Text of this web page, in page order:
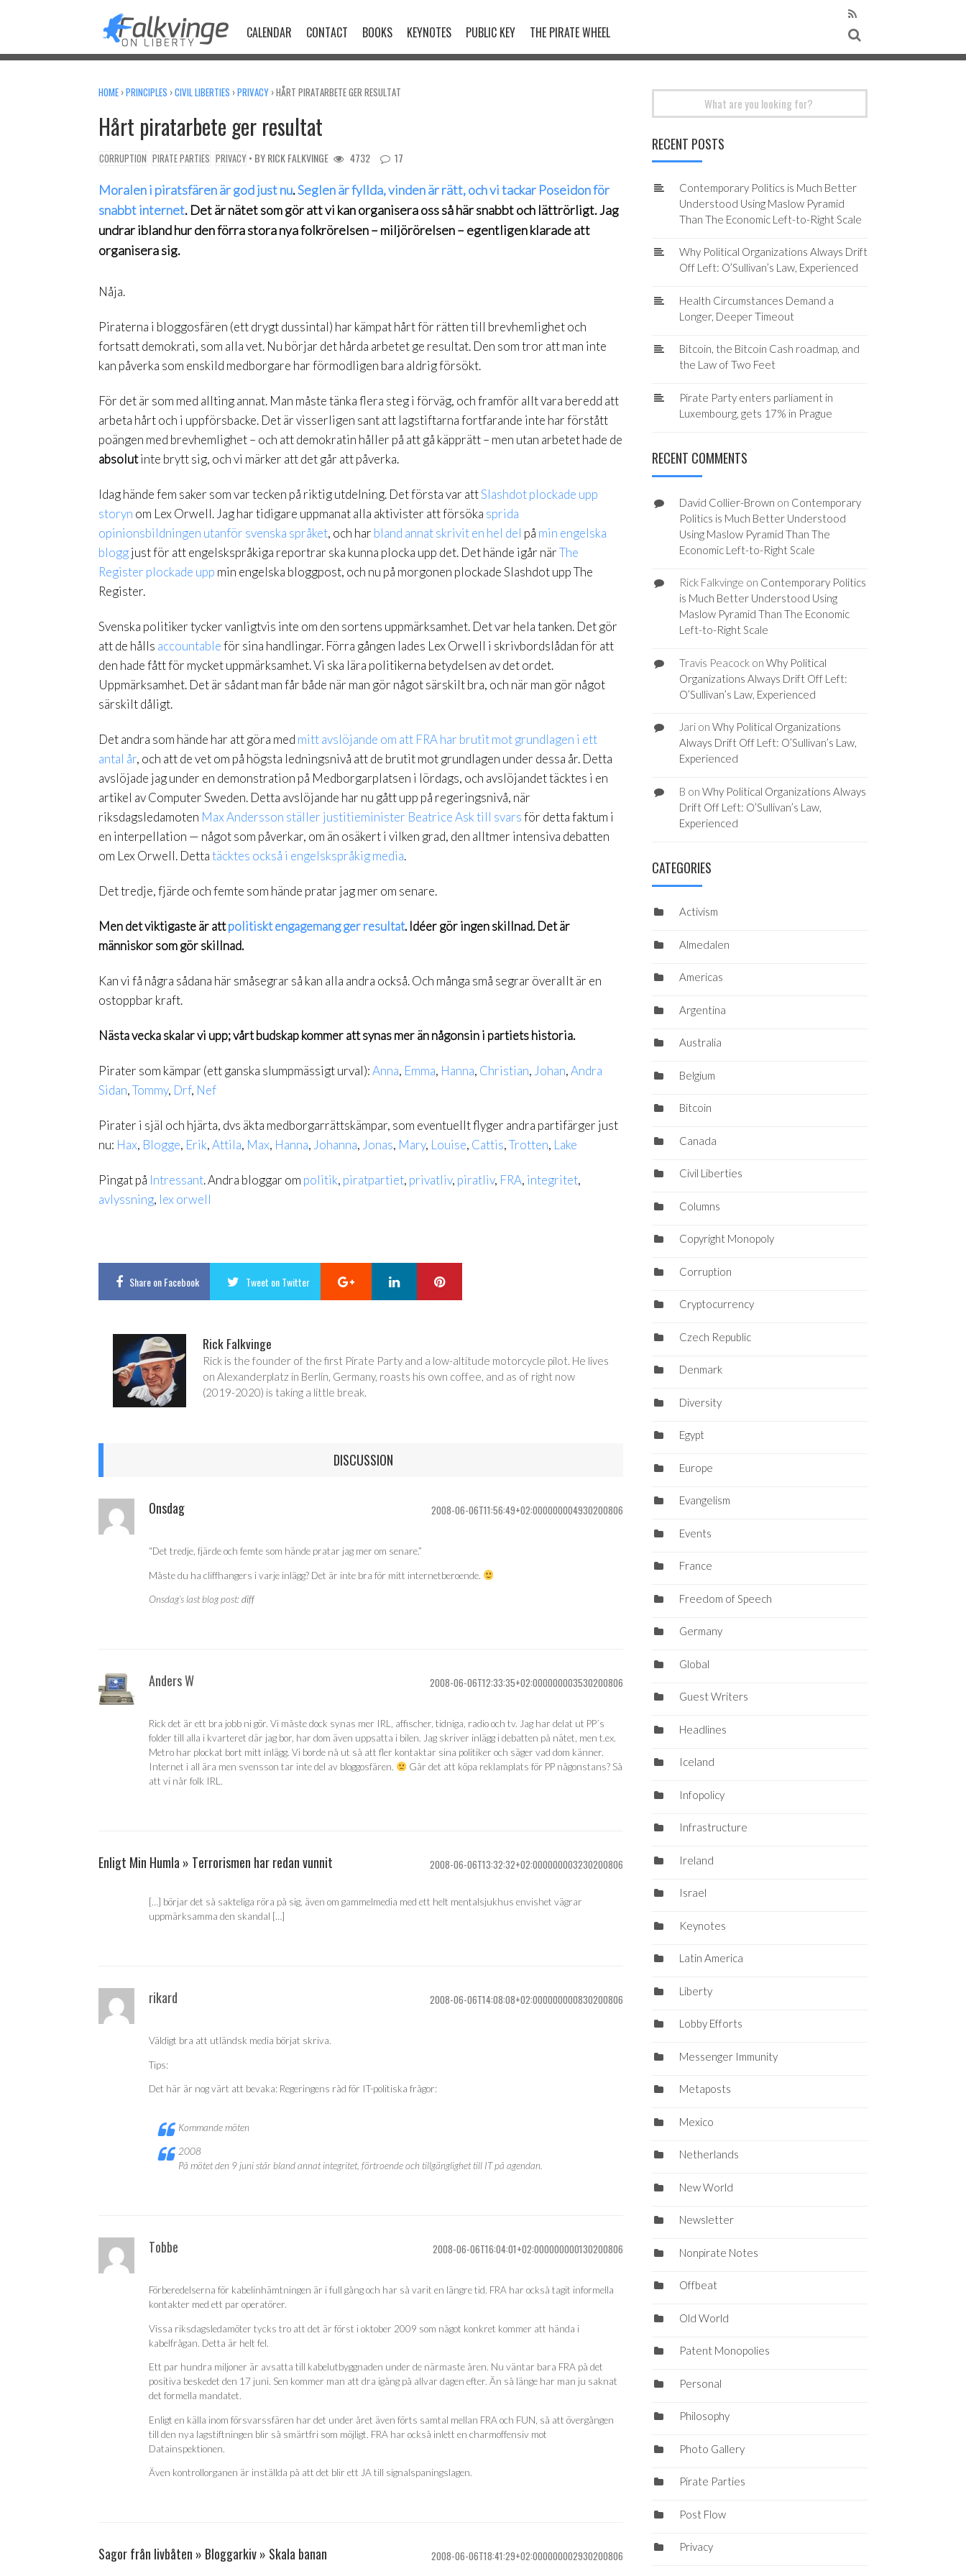
CALENDAR CONTACT BOOKS KEYNOTES PUBLIC KEY THE PIRATE WHEEL
HOME ›PRINCIPLES ›CIVIL LIBERTIES ›PRIVACY ›HÅRT PIRATARBETE GER RESULTAT
Hårt piratarbete ger resultat
CORRUPTION PIRATE PARTIES PRIVACY • BYRICK FALKVINGE 4732 17
Moralen i piratsfären är god just nu.Seglen är fyllda, vinden är rätt, och vi tackar Poseidon för
snabbt internet. Det är nätet som gör att vi kan organisera oss så här snabbt och lättrörligt. Jag
undrar ibland hur den förra stora nya folkrörelsen – miljörörelsen – egentligen klarade att
organisera sig.
Nåja.
Piraterna i bloggosfären (ett drygt dussintal) har kämpat hårt för rätten till brevhemlighet och
fortsatt demokrati, som alla vet. Nu börjar det hårda arbetet ge resultat. Den som tror att man inte
kan påverka som enskild medborgare har förmodligen bara aldrig försökt.
För det är som med allting annat. Man måste tänka flera steg i förväg, och framför allt vara beredd att
arbeta hårt och i uppförsbacke. Det är visserligen sant att lagstiftarna fortfarande inte har förstått
poängen med brevhemlighet – och att demokratin håller på att gå käpprätt – men utan arbetet hade de
absolutinte brytt sig, och vi märker att det går att påverka.
Idag hände fem saker som var tecken på riktig utdelning. Det första var attSlashdot plockade upp
storyn om Lex Orwell. Jag har tidigare uppmanat alla aktivister att försöka sprida
opinionsbildningen utanför svenska språket, och har bland annat skriviten hel del på min engelska
bloggjust för att engelskspråkiga reportrar ska kunna plocka upp det. Det hände igår närThe
Register plockade upp min engelska bloggpost, och nu på morgonen plockade Slashdot upp The
Register.
Svenska politiker tycker vanligtvis inte om den sortens uppmärksamhet. Det var hela tanken. Det gör
att de hålls accountableför sina handlingar. Förra gången lades Lex Orwell i skrivbordslådan för att
den hade fått för mycket uppmärksamhet. Vi ska lära politikerna betydelsen av det ordet.
Uppmärksamhet. Det är sådant man får både när man gör något särskilt bra, och när man gör något
särskilt dåligt.
Det andra som hände har att göra med mitt avslöjande om att FRA har brutit mot grundlagen i ett
antal år, och att de vet om på högsta ledningsnivå att de brutit mot grundlagen under dessa år. Detta
avslöjade jag under en demonstration på Medborgarplatsen i lördags, och avslöjandet täcktes i en
artikel av Computer Sweden. Detta avslöjande har nu gått upp på regeringsnivå, när
riksdagsledamoten Max Andersson ställer justitieminister Beatrice Ask till svarsför detta faktum i
en interpellation — något som påverkar, om än osäkert i vilken grad, den alltmer intensiva debatten
om Lex Orwell. Dettatäcktes också i engelskspråkig media.
Det tredje, fjärde och femte som hände pratar jag mer om senare.
Men det viktigaste är attpolitiskt engagemang ger resultat. Idéer gör ingen skillnad. Det är
människor som gör skillnad.
Kan vi få några sådana här småsegrar så kan alla andra också. Och många små segrar överallt är en
ostoppbar kraft.
Nästa vecka skalar vi upp; vårt budskap kommer att synas mer än någonsin i partiets historia.
Pirater som kämpar (ett ganska slumpmässigt urval):Anna, Emma, Hanna, Christian, Johan,Andra
Sidan,Tommy, Drf, Nef
Pirater i själ och hjärta, dvs äkta medborgarrättskämpar, som eventuellt flyger andra partifärger just
nu: Hax, Blogge, Erik,Attila, Max, Hanna, Johanna, Jonas, Mary, Louise, Cattis,Trotten, Lake
Pingat på Intressant. Andra bloggar om politik, piratpartiet, privatliv, piratliv, FRA, integritet,
avlyssning, lex orwell
Shareon Facebook Tweet on Twitter Google+ LinkedIn
Rick Falkvinge
Rick is the founder of the first Pirate Party and a low-altitude motorcycle pilot. He lives
on Alexanderplatz in Berlin, Germany, roasts his own coffee, and as of right now
(2019-2020) is taking a little break.
DISCUSSION
Onsdag 2008-06-06T11:56:49+02:000000004930200806
“Det tredje, fjärde och femte som hände pratar jag mer om senare.”
Måste du ha cliffhangers i varje inlägg? Det är inte bra för mitt internetberoende.
Onsdag’s last blog post:diff
Anders W 2008-06-06T12:33:35+02:000000003530200806
Rick det är ett bra jobb ni gör. Vi måste dock synas mer IRL, affischer, tidniga, radio och tv. Jag har delat ut PP´s
folder till alla i kvarteret där jag bor, har dom även uppsatta i bilen. Jag skriver inlägg i debatten på nätet, men t.ex.
Metro har plockat bort mitt inlägg. Vi borde nå ut så att fler kontaktar sina politiker och säger vad dom känner.
Internet i all ära men svensson tar inte del av bloggosfären.
Går det att köpa reklamplats för PP någonstans? Så
att vi når folk IRL.
Enligt Min Humla » Terrorismen har redan vunnit 2008-06-06T13:32:32+02:000000003230200806
[…] börjar det så sakteliga röra på sig, även om gammelmedia med ett helt mentalsjukhus envishet vägrar
uppmärksamma den skandal […]
rikard 2008-06-06T14:08:08+02:000000000830200806
Väldigt bra att utländsk media börjat skriva.
Tips:
Det här är nog värt att bevaka: Regeringens råd för IT-politiska frågor:
Kommande möten
2008
På mötet den 9 juni står bland annat integritet, förtroende och tillgänglighet till IT på agendan.
Tobbe 2008-06-06T16:04:01+02:000000000130200806
Förberedelserna för kabelinhämtningen är i full gång och har så varit en längre tid. FRA har också tagit informella
kontakter med ett par operatörer.
Vissa riksdagsledamöter tycks tro att det är först i oktober 2009 som något konkret kommer att hända i
kabelfrågan. Detta är helt fel.
Ett par hundra miljoner är avsatta till kabelutbyggnaden under de närmaste åren. Nu väntar bara FRA på det
positiva beskedet den 17 juni. Sen kommer man att dra igång på allvar dagen efter. Än så länge har man ju saknat
det formella mandatet.
Enligt en källa inom försvarssfären har det under året även förts samtal mellan FRA och FUN, så att övergången
till den nya lagstiftningen blir så smärtfri som möjligt. FRA har också inlett en charmoffensiv mot
Datainspektionen.
Även kontrollorganen är inställda på att det blir ett JA till signalspaningslagen.
Sagor från livbåten » Bloggarkiv » Skala banan 2008-06-06T18:41:29+02:000000002930200806
RECENT POSTS
Contemporary Politics is Much Better
Understood Using Maslow Pyramid
Than The Economic Left-to-Right Scale
Why Political Organizations Always Drift
Off Left: O’Sullivan’s Law, Experienced
Health Circumstances Demand a
Longer, Deeper Timeout
Bitcoin, the Bitcoin Cash roadmap, and
the Law of Two Feet
Pirate Party enters parliament in
Luxembourg, gets 17% in Prague
RECENT COMMENTS
David Collier-Brown on Contemporary
Politics is Much Better Understood
Using Maslow Pyramid Than The
Economic Left-to-Right Scale
Rick Falkvinge on Contemporary Politics
is Much Better Understood Using
Maslow Pyramid Than The Economic
Left-to-Right Scale
Travis Peacockon Why Political
Organizations Always Drift Off Left:
O’Sullivan’s Law, Experienced
Jarion Why Political Organizations
Always Drift Off Left: O’Sullivan’s Law,
Experienced
B on Why Political Organizations Always
Drift Off Left: O’Sullivan’s Law,
Experienced
CATEGORIES
Activism
Almedalen
Americas
Argentina
Australia
Belgium
Bitcoin
Canada
Civil Liberties
Columns
Copyright Monopoly
Corruption
Cryptocurrency
Czech Republic
Denmark
Diversity
Egypt
Europe
Evangelism
Events
France
Freedom of Speech
Germany
Global
Guest Writers
Headlines
Iceland
Infopolicy
Infrastructure
Ireland
Israel
Keynotes
Latin America
Liberty
Lobby Efforts
Messenger Immunity
Metaposts
Mexico
Netherlands
New World
Newsletter
Nonpirate Notes
Offbeat
Old World
Patent Monopolies
Personal
Philosophy
Photo Gallery
Pirate Parties
Post Flow
Privacy